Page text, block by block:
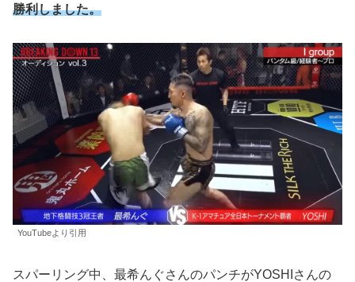
勝利しました。
YouTubeより引用
スパーリング中、最希んぐさんのパンチがYOSHIさんの